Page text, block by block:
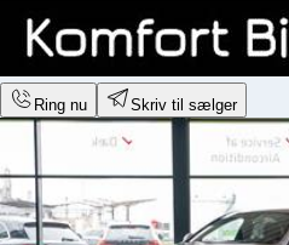
Ring nu Skriv til sælger